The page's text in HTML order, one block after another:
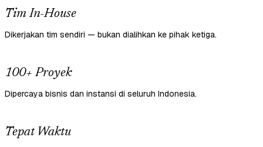
Tim In-House
Dikerjakan tim sendiri — bukan dialihkan ke pihak ketiga.
100+ Proyek
Dipercaya bisnis dan instansi di seluruh Indonesia.
Tepat Waktu